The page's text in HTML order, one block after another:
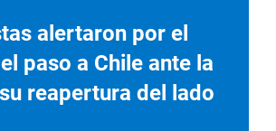
alertaron por el
paso a Chile ante la
reapertura del lado